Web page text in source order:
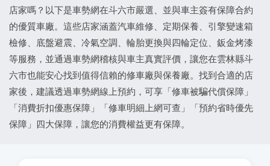
店家嗎？以下是車勢網在斗六市嚴選、並與車主簽有保障合約
的優質車廠。這些店家涵蓋汽車維修、定期保養、引擎變速箱
檢修、底盤避震、冷氣空調、輪胎更換與四輪定位、鈑金烤漆
等服務，並通過車勢網稽核與車主真實評價，讓您在雲林縣斗
六市也能安心找到值得信賴的修車廠與保養廠。找到合適的店
家後，建議透過車勢網線上預約，可享「修車被騙代償保障」
「消費折扣優惠保障」「修車明細上網可查」「預約省時優先
保障」四大保障，讓您的消費權益更有保障。